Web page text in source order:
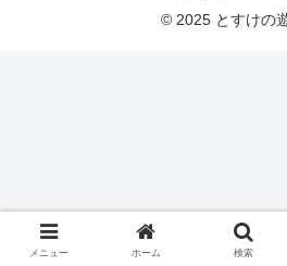
© 2025 とすけの
メニュー ホーム 検索